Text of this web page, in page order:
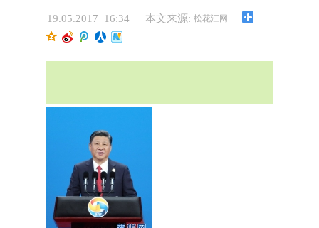
19.05.2017 16:34 本文来源: 松花江网